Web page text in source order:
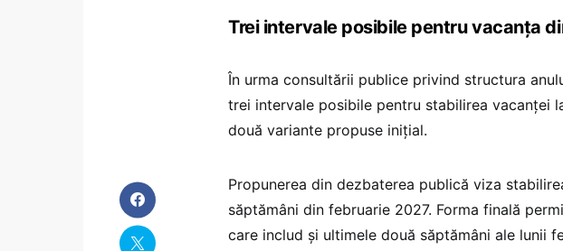
Trei intervale posibile pentru vacanța
În urma consultării publice privind structura
trei intervale posibile pentru stabilirea vacanței
două variante propuse inițial.
Propunerea din dezbaterea publică viza
săptămâni din februarie 2027. Forma finală
care includ și ultimele două săptămâni ale lunii